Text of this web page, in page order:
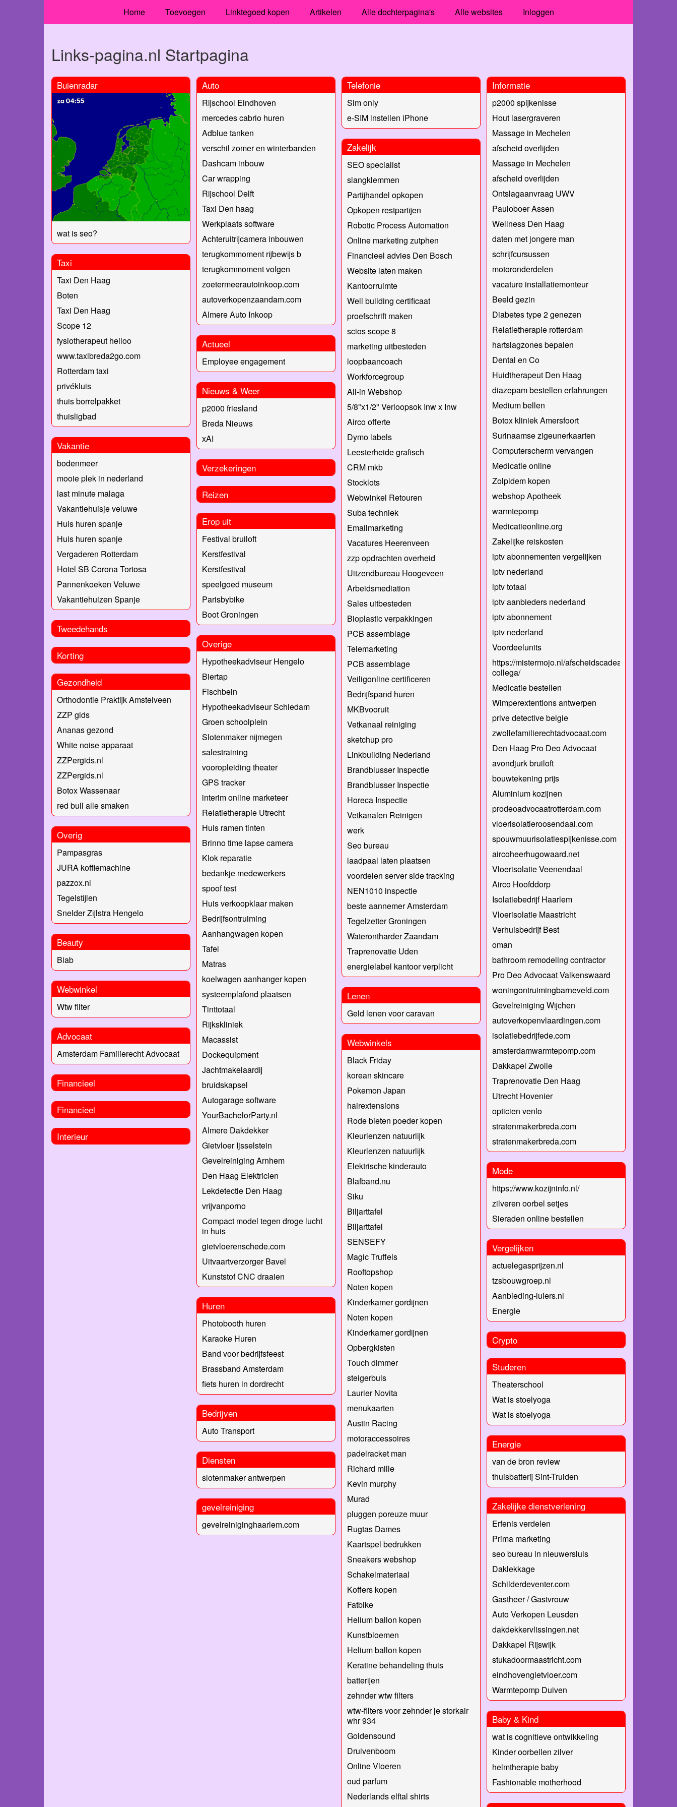
Home Toevoegen Linktegoed kopen Artikelen Alle dochterpagina's Alle websites Inloggen
Links-pagina.nl Startpagina
Buienradar
wat is seo?
Taxi
Taxi Den Haag
Boten
Taxi Den Haag
Scope 12
fysiotherapeut heiloo
www.taxibreda2go.com
Rotterdam taxi
privékluis
thuis borrelpakket
thuisligbad
Vakantie
bodenmeer
mooie plek in nederland
last minute malaga
Vakantiehuisje veluwe
Huis huren spanje
Huis huren spanje
Vergaderen Rotterdam
Hotel SB Corona Tortosa
Pannenkoeken Veluwe
Vakantiehuizen Spanje
Tweedehands
Korting
Gezondheid
Orthodontie Praktijk Amstelveen
ZZP gids
Ananas gezond
White noise apparaat
ZZPergids.nl
ZZPergids.nl
Botox Wassenaar
red bull alle smaken
Overig
Pampasgras
JURA koffiemachine
pazzox.nl
Tegelstijlen
Snelder Zijlstra Hengelo
Beauty
Biab
Webwinkel
Wtw filter
Advocaat
Amsterdam Familierecht Advocaat
Financieel
Financieel
Interieur
Auto
Rijschool Eindhoven
mercedes cabrio huren
Adblue tanken
verschil zomer en winterbanden
Dashcam inbouw
Car wrapping
Rijschool Delft
Taxi Den haag
Werkplaats software
Achteruitrijcamera inbouwen
terugkommoment rijbewijs b
terugkommoment volgen
zoetermeerautoinkoop.com
autoverkopenzaandam.com
Almere Auto Inkoop
Actueel
Employee engagement
Nieuws & Weer
p2000 friesland
Breda Nieuws
xAI
Verzekeringen
Reizen
Erop uit
Festival bruiloft
Kerstfestival
Kerstfestival
speelgoed museum
Parisbybike
Boot Groningen
Overige
Hypotheekadviseur Hengelo
Biertap
Fischbein
Hypotheekadviseur Schiedam
Groen schoolplein
Slotenmaker nijmegen
salestraining
vooropleiding theater
GPS tracker
interim online marketeer
Relatietherapie Utrecht
Huis ramen tinten
Brinno time lapse camera
Klok reparatie
bedankje medewerkers
spoof test
Huis verkoopklaar maken
Bedrijfsontruiming
Aanhangwagen kopen
Tafel
Matras
koelwagen aanhanger kopen
systeemplafond plaatsen
Tinttotaal
Rijkskliniek
Macassist
Dockequipment
Jachtmakelaardij
bruidskapsel
Autogarage software
YourBachelorParty.nl
Almere Dakdekker
Gietvloer Ijsselstein
Gevelreiniging Arnhem
Den Haag Elektricien
Lekdetectie Den Haag
vrijvanporno
Compact model tegen droge lucht
in huis
gietvloerenschede.com
Uitvaartverzorger Bavel
Kunststof CNC draaien
Huren
Photobooth huren
Karaoke Huren
Band voor bedrijfsfeest
Brassband Amsterdam
fiets huren in dordrecht
Bedrijven
Auto Transport
Diensten
slotenmaker antwerpen
gevelreiniging
gevelreiniginghaarlem.com
Telefonie
Sim only
e-SIM instellen iPhone
Zakelijk
SEO specialist
slangklemmen
Partijhandel opkopen
Opkopen restpartijen
Robotic Process Automation
Online marketing zutphen
Financieel advies Den Bosch
Website laten maken
Kantoorruimte
Well building certificaat
proefschrift maken
scios scope 8
marketing uitbesteden
loopbaancoach
Workforcegroup
All-in Webshop
5/8"x1/2" Verloopsok Inw x Inw
Airco offerte
Dymo labels
Leesterheide grafisch
CRM mkb
Stocklots
Webwinkel Retouren
Suba techniek
Emailmarketing
Vacatures Heerenveen
zzp opdrachten overheid
Uitzendbureau Hoogeveen
Arbeidsmediation
Sales uitbesteden
Bioplastic verpakkingen
PCB assemblage
Telemarketing
PCB assemblage
Veiligonline certificeren
Bedrijfspand huren
MKBvooruit
Vetkanaal reiniging
sketchup pro
Linkbuilding Nederland
Brandblusser Inspectie
Brandblusser Inspectie
Horeca Inspectie
Vetkanalen Reinigen
werk
Seo bureau
laadpaal laten plaatsen
voordelen server side tracking
NEN1010 inspectie
beste aannemer Amsterdam
Tegelzetter Groningen
Waterontharder Zaandam
Traprenovatie Uden
energielabel kantoor verplicht
Lenen
Geld lenen voor caravan
Webwinkels
Black Friday
korean skincare
Pokemon Japan
hairextensions
Rode bieten poeder kopen
Kleurlenzen natuurlijk
Kleurlenzen natuurlijk
Elektrische kinderauto
Blafband.nu
Siku
Biljarttafel
Biljarttafel
SENSEFY
Magic Truffels
Rooftopshop
Noten kopen
Kinderkamer gordijnen
Noten kopen
Kinderkamer gordijnen
Opbergkisten
Touch dimmer
steigerbuis
Laurier Novita
menukaarten
Austin Racing
motoraccessoires
padelracket man
Richard mille
Kevin murphy
Murad
pluggen poreuze muur
Rugtas Dames
Kaartspel bedrukken
Sneakers webshop
Schakelmateriaal
Koffers kopen
Fatbike
Helium ballon kopen
Kunstbloemen
Helium ballon kopen
Keratine behandeling thuis
batterijen
zehnder wtw filters
wtw-filters voor zehnder je storkair
whr 934
Goldensound
Druivenboom
Online Vloeren
oud parfum
Nederlands elftal shirts
Informatie
p2000 spijkenisse
Hout lasergraveren
Massage in Mechelen
afscheid overlijden
Massage in Mechelen
afscheid overlijden
Ontslagaanvraag UWV
Pauloboer Assen
Wellness Den Haag
daten met jongere man
schrijfcursussen
motoronderdelen
vacature installatiemonteur
Beeld gezin
Diabetes type 2 genezen
Relatietherapie rotterdam
hartslagzones bepalen
Dental en Co
Huidtherapeut Den Haag
diazepam bestellen erfahrungen
Medium bellen
Botox kliniek Amersfoort
Surinaamse zigeunerkaarten
Computerscherm vervangen
Medicatie online
Zolpidem kopen
webshop Apotheek
warmtepomp
Medicatieonline.org
Zakelijke reiskosten
iptv abonnementen vergelijken
iptv nederland
iptv totaal
iptv aanbieders nederland
iptv abonnement
iptv nederland
Voordeelunits
https://mistermojo.nl/afscheidscadeau-
collega/
Medicatie bestellen
Wimperextentions antwerpen
prive detective belgie
zwollefamilierechtadvocaat.com
Den Haag Pro Deo Advocaat
avondjurk bruiloft
bouwtekening prijs
Aluminium kozijnen
prodeoadvocaatrotterdam.com
vloerisolatieroosendaal.com
spouwmuurisolatiespijkenisse.com
aircoheerhugowaard.net
Vloerisolatie Veenendaal
Airco Hoofddorp
Isolatiebedrijf Haarlem
Vloerisolatie Maastricht
Verhuisbedrijf Best
oman
bathroom remodeling contractor
Pro Deo Advocaat Valkenswaard
woningontruimingbarneveld.com
Gevelreiniging Wijchen
autoverkopenvlaardingen.com
isolatiebedrijfede.com
amsterdamwarmtepomp.com
Dakkapel Zwolle
Traprenovatie Den Haag
Utrecht Hovenier
opticien venlo
stratenmakerbreda.com
stratenmakerbreda.com
Mode
https://www.kozijninfo.nl/
zilveren oorbel setjes
Sieraden online bestellen
Vergelijken
actuelegasprijzen.nl
tzsbouwgroep.nl
Aanbieding-luiers.nl
Energie
Crypto
Studeren
Theaterschool
Wat is stoelyoga
Wat is stoelyoga
Energie
van de bron review
thuisbatterij Sint-Truiden
Zakelijke dienstverlening
Erfenis verdelen
Prima marketing
seo bureau in nieuwersluis
Daklekkage
Schilderdeventer.com
Gastheer / Gastvrouw
Auto Verkopen Leusden
dakdekkervlissingen.net
Dakkapel Rijswijk
stukadoormaastricht.com
eindhovengietvloer.com
Warmtepomp Duiven
Baby & Kind
wat is cognitieve ontwikkeling
Kinder oorbellen zilver
helmtherapie baby
Fashionable motherhood